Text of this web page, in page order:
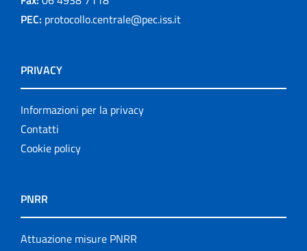
PEC: protocollo.centrale@pec.iss.it
PRIVACY
Informazioni per la privacy
Contatti
Cookie policy
PNRR
Attuazione misure PNRR